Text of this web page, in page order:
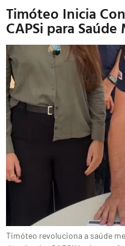
Timóteo Inicia
CAPSi para
Timóteo revoluciona a saúde